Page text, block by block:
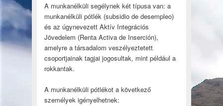
A munkanélküli segélynek két típusa van: a
munkanélküli pótlék (subsidio de desempleo)
és az úgynevezett Aktív Integrációs
Jövedelem (Renta Activa de Inserción),
amelyre a társadalom veszélyeztetett
csoportjainak tagjai jogosultak, mint például a
rokkantak.
A munkanélküli pótlékot a következő
személyek igényelhetnek: